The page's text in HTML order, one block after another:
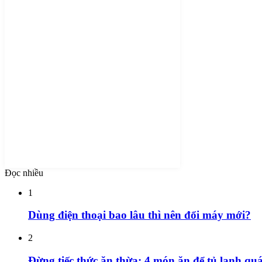
Đọc nhiều
1
Dùng điện thoại bao lâu thì nên đổi máy mới?
2